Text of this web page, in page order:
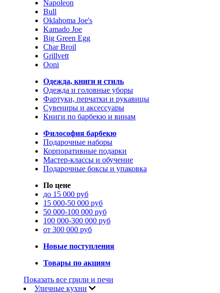
Napoleon
Bull
Oklahoma Joe's
Kamado Joe
Big Green Egg
Char Broil
Grillvett
Ooni
Одежда, книги и стиль
Одежда и головные уборы
Фартуки, перчатки и рукавицы
Сувениры и аксессуары
Книги по барбекю и винам
Философия барбекю
Подарочные наборы
Корпоративные подарки
Мастер-классы и обучение
Подарочные боксы и упаковка
По цене
до 15 000 руб
15 000-50 000 руб
50 000-100 000 руб
100 000-300 000 руб
от 300 000 руб
Новые поступления
Товары по акциям
Показать все грили и печи
Уличные кухни